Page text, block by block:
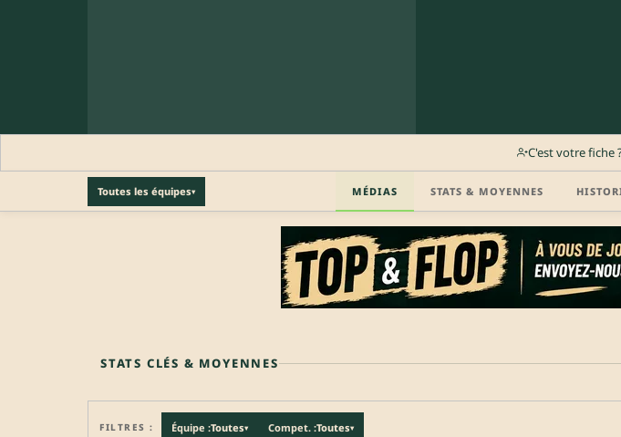
C'est votre fiche
MÉDIAS STATS & MOYENNES
Toutes les équipes▾
Profil pro · Réservé aux clubs
STATS CLÉS & MOYENNES
FILTRES : Équipe :Toutes▾ Compet. :Toutes▾